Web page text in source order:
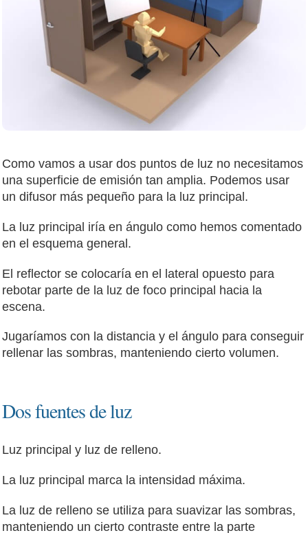
Como vamos a usar dos puntos de luz no necesitamos
una superficie de emisión tan amplia. Podemos usar
un difusor más pequeño para la luz principal.
La luz principal iría en ángulo como hemos comentado
en el esquema general.
El reflector se colocaría en el lateral opuesto para
rebotar parte de la luz de foco principal hacia la
escena.
Jugaríamos con la distancia y el ángulo para conseguir
rellenar las sombras, manteniendo cierto volumen.
Dos fuentes de luz
Luz principal y luz de relleno.
La luz principal marca la intensidad máxima.
La luz de relleno se utiliza para suavizar las sombras,
manteniendo un cierto contraste entre la parte